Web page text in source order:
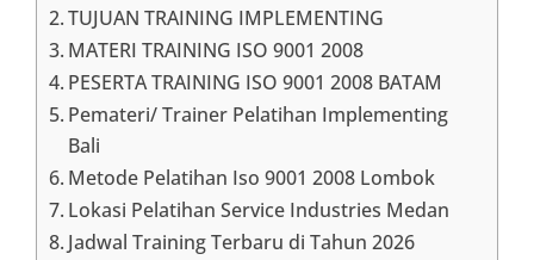
TUJUAN TRAINING IMPLEMENTING
MATERI TRAINING ISO 9001 2008
PESERTA TRAINING ISO 9001 2008 BATAM
Pemateri/ Trainer Pelatihan Implementing
Bali
Metode Pelatihan Iso 9001 2008 Lombok
Lokasi Pelatihan Service Industries Medan
Jadwal Training Terbaru di Tahun 2026